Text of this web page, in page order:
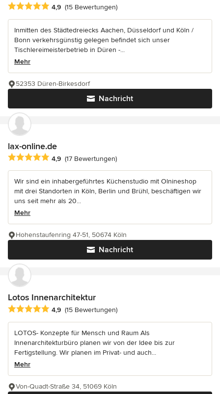
Durchschnittliche Bewertung: 4.9 von 5 Sternen
4,9 (15 Bewertungen)
Inmitten des Städtedreiecks Aachen, Düsseldorf und Köln /
Bonn verkehrsgünstig gelegen befindet sich unser
Tischlereimeisterbetrieb in Düren -...
Mehr
Nachricht
52353 Düren-Birkesdorf
lax-online.de
Durchschnittliche Bewertung: 4.9 von 5 Sternen
4,9 (17 Bewertungen)
Wir sind ein inhabergeführtes Küchenstudio mit Olnineshop
mit drei Standorten in Köln, Berlin und Brühl, beschäftigen wir
uns seit mehr als 20...
Mehr
Nachricht
Hohenstaufenring 47-51, 50674 Köln
Lotos Innenarchitektur
Durchschnittliche Bewertung: 4.9 von 5 Sternen
4,9 (15 Bewertungen)
LOTOS- Konzepte für Mensch und Raum Als
Innenarchitekturbüro planen wir von der Idee bis zur
Fertigstellung. Wir planen im Privat- und auch...
Mehr
Von-Quadt-Straße 34, 51069 Köln